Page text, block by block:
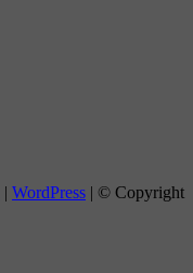
| WordPress | © Copyright